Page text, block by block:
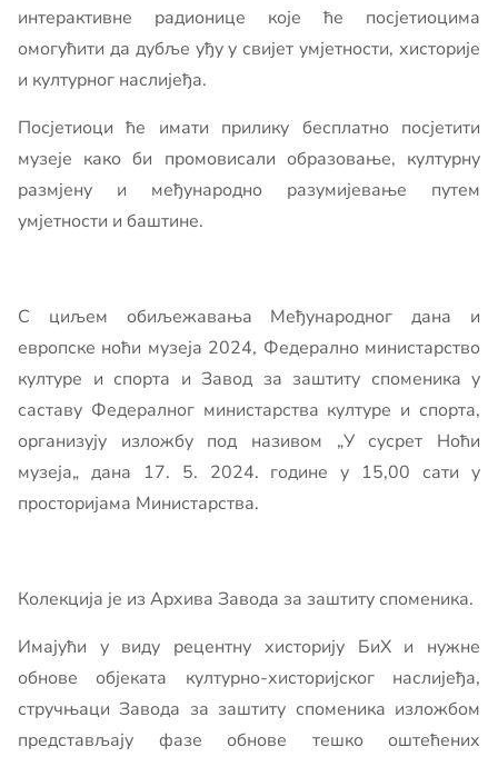
интерактивне радионице које ће посјетиоцима
омогућити да дубље уђу у свијет умјетности, хисторије
и културног наслијеђа.
Посјетиоци ће имати прилику бесплатно посјетити
музеје како би промовисали образовање, културну
размјену и међународно разумијевање путем
умјетности и баштине.
С циљем обиљежавања Међународног дана и
европске ноћи музеја 2024, Федерално министарство
културе и спорта и Завод за заштиту споменика у
саставу Федералног министарства културе и спорта,
организују изложбу под називом „У сусрет Ноћи
музеја„ дана 17. 5. 2024. године у 15,00 сати у
просторијама Министарства.
Колекција је из Архива Завода за заштиту споменика.
Имајући у виду рецентну хисторију БиХ и нужне
обнове објеката културно-хисторијског наслијеђа,
стручњаци Завода за заштиту споменика изложбом
представљају фазе обнове тешко оштећених